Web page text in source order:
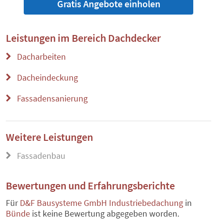
Gratis Angebote einholen
Leistungen im Bereich Dachdecker
Dacharbeiten
Dacheindeckung
Fassadensanierung
Weitere Leistungen
Fassadenbau
Bewertungen und Erfahrungsberichte
FürD&F Bausysteme GmbH Industriebedachung in
Bünde ist keine Bewertung abgegeben worden.